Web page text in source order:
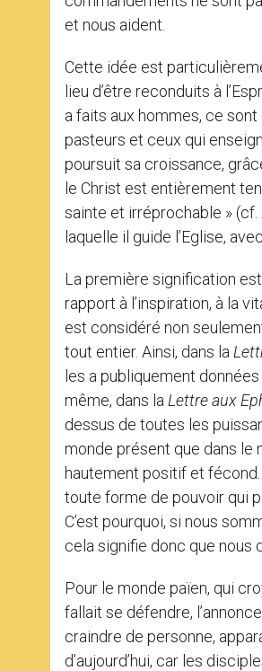
et nous aident.
Cette idée est
lieu d’être reconduits à
a faits aux hommes, ce
pasteurs et ceux qui
poursuit sa croissance,
le Christ est entièrement
sainte et irréprochable » (cf.
laquelle il guide l’Eglise,
La première signification
rapport à l’inspiration, à la
est considéré non
tout entier. Ainsi, dans la
les a publiquement
même, dans la Lettreaux
dessus de toutes les
monde présent que dans le
hautement positif et fécond.
toute forme de pouvoir qui
C’est pourquoi, si nous
cela signifie donc que nous
Pour le monde païen, qui
fallait se défendre,
craindre de personne,
d’aujourd’hui, car les